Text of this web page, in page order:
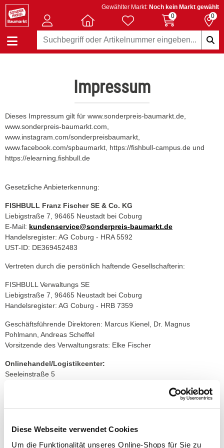
Diese Webseite verwendet Cookies
Um die Funktionalität unseres Online-Shops für Sie zu
Gewählter Markt: Noch kein Markt gewählt
0
0
Impressum
Dieses Impressum gilt für www.sonderpreis-baumarkt.de,
www.sonderpreis-baumarkt.com,
www.instagram.com/sonderpreisbaumarkt,
www.facebook.com/spbaumarkt, https://fishbull-campus.de und
https://elearning.fishbull.de
Gesetzliche Anbieterkennung:
FISHBULL Franz Fischer SE & Co. KG
Liebigstraße 7, 96465 Neustadt bei Coburg
E-Mail: kundenservice@sonderpreis-baumarkt.de
Handelsregister: AG Coburg - HRA 5592
UST-ID: DE369452483
Vertreten durch die persönlich haftende Gesellschafterin:
FISHBULL Verwaltungs SE
Liebigstraße 7, 96465 Neustadt bei Coburg
Handelsregister: AG Coburg - HRB 7359
Geschäftsführende Direktoren: Marcus Kienel, Dr. Magnus
Pohlmann, Andreas Scheffel
Vorsitzende des Verwaltungsrats: Elke Fischer
Onlinehandel/Logistikcenter:
Seeleinstraße 5
"FairCommerce".
Nähere Informationen hierzu finden Sie unterwww.fair-